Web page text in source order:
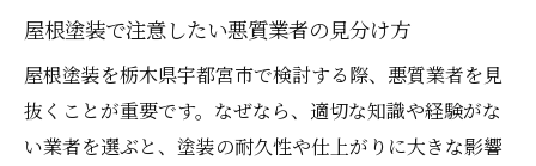
屋根塗装で注意したい悪質業者の見分け方
屋根塗装を栃木県宇都宮市で検討する際、悪質業者を見
抜くことが重要です。なぜなら、適切な知識や経験がな
い業者を選ぶと、塗装の耐久性や仕上がりに大きな影響